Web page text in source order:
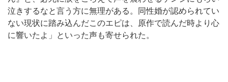
泣きするなと言う方に無理がある。同性婚が認められてい
ない現状に踏み込んだこのエピは、原作で読んだ時より心
に響いたよ」といった声も寄せられた。